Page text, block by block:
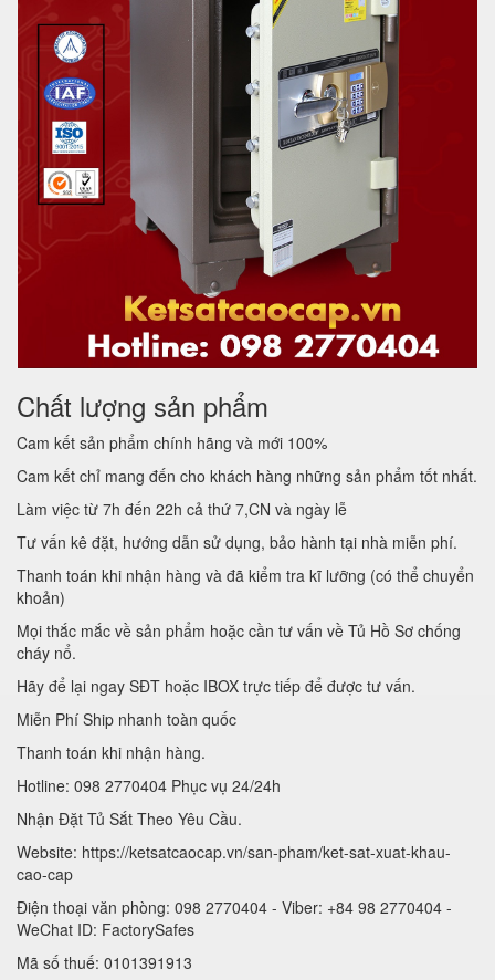
Chất lượng sản phẩm
Cam kết sản phẩm chính hãng và mới 100%
Cam kết chỉ mang đến cho khách hàng những sản phẩm tốt nhất.
Làm việc từ 7h đến 22h cả thứ 7,CN và ngày lễ
Tư vấn kê đặt, hướng dẫn sử dụng, bảo hành tại nhà miễn phí.
Thanh toán khi nhận hàng và đã kiểm tra kĩ lưỡng (có thể chuyển
khoản)
Mọi thắc mắc về sản phẩm hoặc cần tư vấn về Tủ Hồ Sơ chống
cháy nổ.
Hãy để lại ngay SĐT hoặc IBOX trực tiếp để được tư vấn.
Miễn Phí Ship nhanh toàn quốc
Thanh toán khi nhận hàng.
Hotline: 098 2770404 Phục vụ 24/24h
Nhận Đặt Tủ Sắt Theo Yêu Cầu.
Website: https://ketsatcaocap.vn/san-pham/ket-sat-xuat-khau-
cao-cap
Điện thoại văn phòng: 098 2770404 - Viber: +84 98 2770404 -
WeChat ID: FactorySafes
Mã số thuế: 0101391913